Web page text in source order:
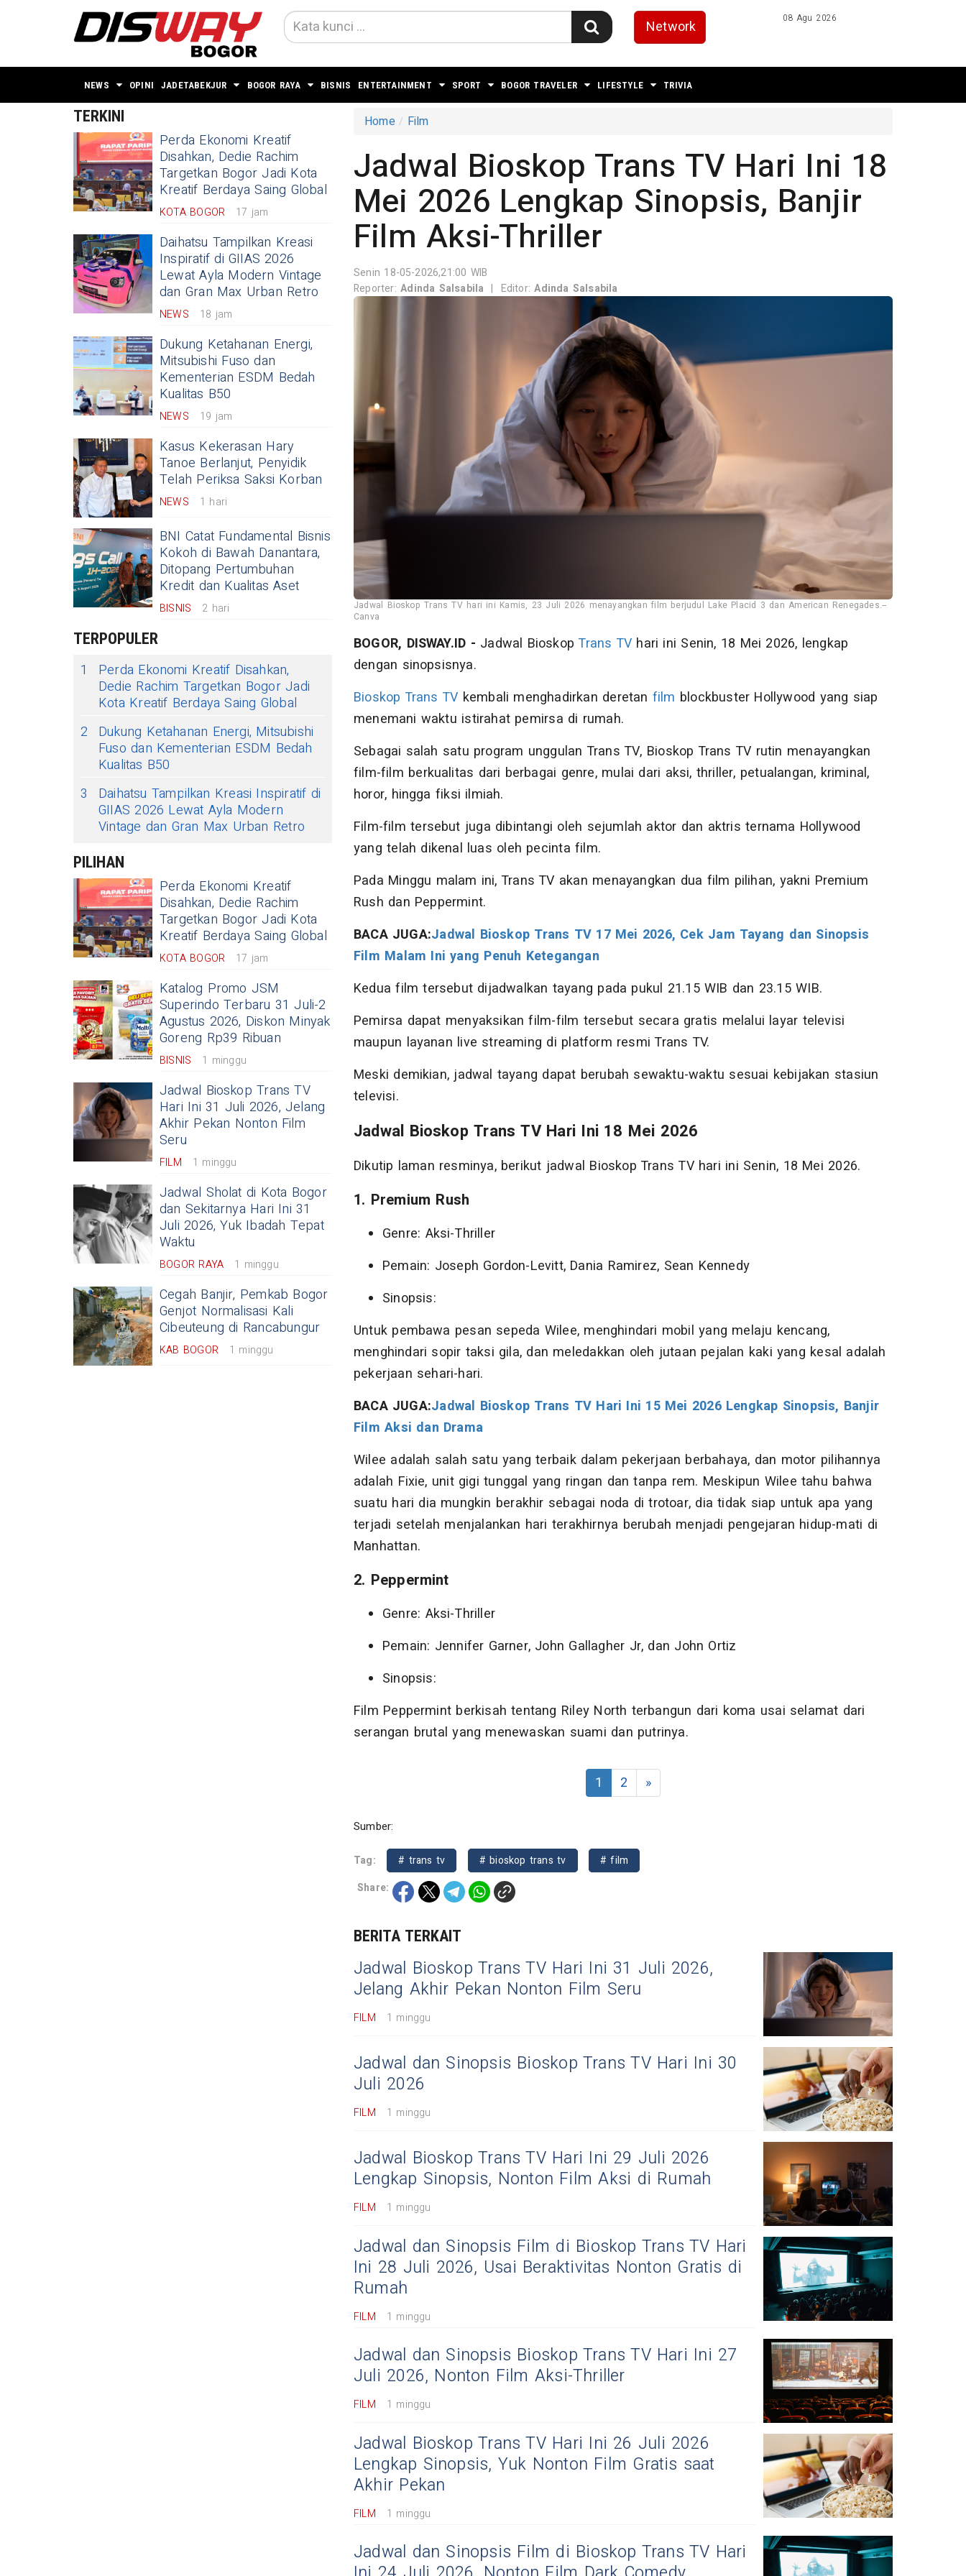
Network 08 Agu 2026
NEWS OPINI JADETABEKJUR BOGOR RAYA BISNIS ENTERTAINMENT SPORT BOGOR TRAVELER LIFESTYLE TRIVIA
TERKINI
Perda Ekonomi Kreatif
Disahkan, Dedie Rachim
Targetkan Bogor Jadi Kota
Kreatif Berdaya Saing Global
KOTA BOGOR 17 jam
Daihatsu Tampilkan Kreasi
Inspiratif di GIIAS 2026
Lewat Ayla Modern Vintage
dan Gran Max Urban Retro
NEWS 18 jam
Dukung Ketahanan Energi,
Mitsubishi Fuso dan
Kementerian ESDM Bedah
Kualitas B50
NEWS 19 jam
Kasus Kekerasan Hary
Tanoe Berlanjut, Penyidik
Telah Periksa Saksi Korban
NEWS 1 hari
BNI Catat Fundamental Bisnis
Kokoh di Bawah Danantara,
Ditopang Pertumbuhan
Kredit dan Kualitas Aset
BISNIS 2 hari
TERPOPULER
1
Perda Ekonomi Kreatif Disahkan,
Dedie Rachim Targetkan Bogor Jadi
Kota Kreatif Berdaya Saing Global
2
Dukung Ketahanan Energi, Mitsubishi
Fuso dan Kementerian ESDM Bedah
Kualitas B50
3
Daihatsu Tampilkan Kreasi Inspiratif di
GIIAS 2026 Lewat Ayla Modern
Vintage dan Gran Max Urban Retro
PILIHAN
Perda Ekonomi Kreatif
Disahkan, Dedie Rachim
Targetkan Bogor Jadi Kota
Kreatif Berdaya Saing Global
KOTA BOGOR 17 jam
Katalog Promo JSM
Superindo Terbaru 31 Juli-2
Agustus 2026, Diskon Minyak
Goreng Rp39 Ribuan
BISNIS 1 minggu
Jadwal Bioskop Trans TV
Hari Ini 31 Juli 2026, Jelang
Akhir Pekan Nonton Film
Seru
FILM 1 minggu
Jadwal Sholat di Kota Bogor
dan Sekitarnya Hari Ini 31
Juli 2026, Yuk Ibadah Tepat
Waktu
BOGOR RAYA 1 minggu
Cegah Banjir, Pemkab Bogor
Genjot Normalisasi Kali
Cibeuteung di Rancabungur
KAB BOGOR 1 minggu
Home Film
Jadwal Bioskop Trans TV Hari Ini 18
Mei 2026 Lengkap Sinopsis, Banjir
Film Aksi-Thriller
Senin 18-05-2026,21:00 WIB
Reporter:Adinda Salsabila | Editor:Adinda Salsabila
Jadwal Bioskop Trans TV hari ini Kamis, 23 Juli 2026 menayangkan film berjudul Lake Placid 3 dan American Renegades.--
Canva
BOGOR, DISWAY.ID - Jadwal Bioskop Trans TV hari ini Senin, 18 Mei 2026, lengkap
dengan sinopsisnya.
Bioskop Trans TV kembali menghadirkan deretan film blockbuster Hollywood yang siap
menemani waktu istirahat pemirsa di rumah.
Sebagai salah satu program unggulan Trans TV, Bioskop Trans TV rutin menayangkan
film-film berkualitas dari berbagai genre, mulai dari aksi, thriller, petualangan, kriminal,
horor, hingga fiksi ilmiah.
Film-film tersebut juga dibintangi oleh sejumlah aktor dan aktris ternama Hollywood
yang telah dikenal luas oleh pecinta film.
Pada Minggu malam ini, Trans TV akan menayangkan dua film pilihan, yakni Premium
Rush dan Peppermint.
BACA JUGA:Jadwal Bioskop Trans TV 17 Mei 2026, Cek Jam Tayang dan Sinopsis
Film Malam Ini yang Penuh Ketegangan
Kedua film tersebut dijadwalkan tayang pada pukul 21.15 WIB dan 23.15 WIB.
Pemirsa dapat menyaksikan film-film tersebut secara gratis melalui layar televisi
maupun layanan live streaming di platform resmi Trans TV.
Meski demikian, jadwal tayang dapat berubah sewaktu-waktu sesuai kebijakan stasiun
televisi.
Jadwal Bioskop Trans TV Hari Ini 18 Mei 2026
Dikutip laman resminya, berikut jadwal Bioskop Trans TV hari ini Senin, 18 Mei 2026.
1. Premium Rush
Genre: Aksi-Thriller
Pemain: Joseph Gordon-Levitt, Dania Ramirez, Sean Kennedy
Sinopsis:
Untuk pembawa pesan sepeda Wilee, menghindari mobil yang melaju kencang,
menghindari sopir taksi gila, dan meledakkan oleh jutaan pejalan kaki yang kesal adalah
pekerjaan sehari-hari.
BACA JUGA:Jadwal Bioskop Trans TV Hari Ini 15 Mei 2026 Lengkap Sinopsis, Banjir
Film Aksi dan Drama
Wilee adalah salah satu yang terbaik dalam pekerjaan berbahaya, dan motor pilihannya
adalah Fixie, unit gigi tunggal yang ringan dan tanpa rem. Meskipun Wilee tahu bahwa
suatu hari dia mungkin berakhir sebagai noda di trotoar, dia tidak siap untuk apa yang
terjadi setelah menjalankan hari terakhirnya berubah menjadi pengejaran hidup-mati di
Manhattan.
2. Peppermint
Genre: Aksi-Thriller
Pemain: Jennifer Garner, John Gallagher Jr, dan John Ortiz
Sinopsis:
Film Peppermint berkisah tentang Riley North terbangun dari koma usai selamat dari
serangan brutal yang menewaskan suami dan putrinya.
1 2 »
Sumber:
Tag: # trans tv # bioskop trans tv
# film
Share:
BERITA TERKAIT
Jadwal Bioskop Trans TV Hari Ini 31 Juli 2026,
Jelang Akhir Pekan Nonton Film Seru
FILM 1 minggu
Jadwal dan Sinopsis Bioskop Trans TV Hari Ini 30
Juli 2026
FILM 1 minggu
Jadwal Bioskop Trans TV Hari Ini 29 Juli 2026
Lengkap Sinopsis, Nonton Film Aksi di Rumah
FILM 1 minggu
Jadwal dan Sinopsis Film di Bioskop Trans TV Hari
Ini 28 Juli 2026, Usai Beraktivitas Nonton Gratis di
Rumah
FILM 1 minggu
Jadwal dan Sinopsis Bioskop Trans TV Hari Ini 27
Juli 2026, Nonton Film Aksi-Thriller
FILM 1 minggu
Jadwal Bioskop Trans TV Hari Ini 26 Juli 2026
Lengkap Sinopsis, Yuk Nonton Film Gratis saat
Akhir Pekan
FILM 1 minggu
Jadwal dan Sinopsis Film di Bioskop Trans TV Hari